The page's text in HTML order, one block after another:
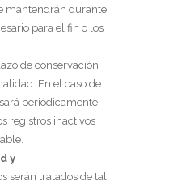
mantendrán durante
para el fin o los
de conservación
En el caso de
periódicamente
registros inactivos
y
serán tratados de tal